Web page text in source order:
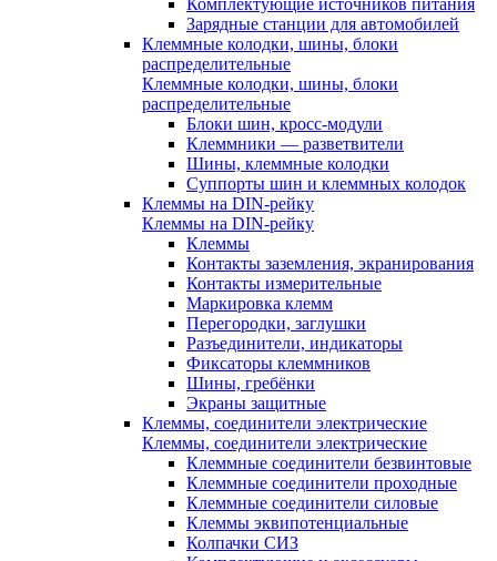
Комплектующие источников питания
Зарядные станции для автомобилей
Клеммные колодки, шины, блоки
распределительные
Клеммные колодки, шины, блоки
распределительные
Блоки шин, кросс-модули
Клеммники — разветвители
Шины, клеммные колодки
Суппорты шин и клеммных колодок
Клеммы на DIN-рейку
Клеммы на DIN-рейку
Клеммы
Контакты заземления, экранирования
Контакты измерительные
Маркировка клемм
Перегородки, заглушки
Разъединители, индикаторы
Фиксаторы клеммников
Шины, гребёнки
Экраны защитные
Клеммы, соединители электрические
Клеммы, соединители электрические
Клеммные соединители безвинтовые
Клеммные соединители проходные
Клеммные соединители силовые
Клеммы эквипотенциальные
Колпачки СИЗ